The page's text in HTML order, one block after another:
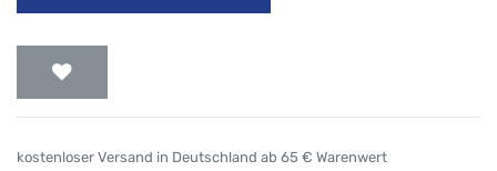
kostenloser Versand in Deutschland ab 65 € Warenwert